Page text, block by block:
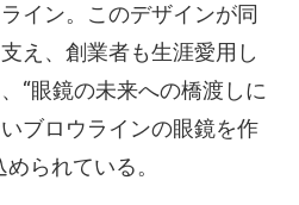
イン。このデザインが同
え、創業者も生涯愛用し
“眼鏡の未来への橋渡しに
ブロウラインの眼鏡を作
られている。